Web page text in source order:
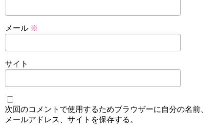
メール ※
サイト
次回のコメントで使用するためブラウザーに自分の名前、
メールアドレス、サイトを保存する。